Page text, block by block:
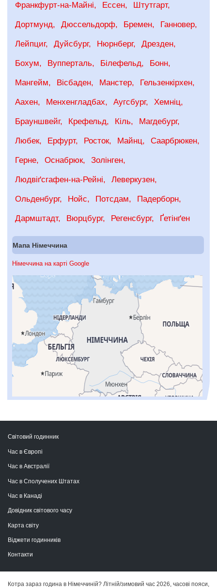
Франкфурт-на-Майні Ессен Штутгарт
Дортмунд Дюссельдорф Бремен Ганновер
Лейпциг Дуйсбург Нюрнберг Дрезден
Бохум Вупперталь Білефельд Бонн
Мангейм Вісбаден Манстер Гельзенкірхен
Аахен Менхенгладбах Аугсбург Хемніц
Брауншвейг Крефельд Кіль Магдебург
Любек Ерфурт Росток Майнц Саарбрюкен
Герне Оснабрюк Золінген
Людвіґсгафен-на-Рейні Леверкузен
Ольденбург Нойс Потсдам Падерборн
Дармштадт Вюрцбург Регенсбург Ґетінґен
Мапа Німеччина
Німеччина на карті Google
Світовий годинник
Час в Європі
Час в Австралії
Час в Сполучених Штатах
Час в Канаді
Довідник світового часу
Карта світу
Віджети годинників
Контакти
Котра зараз година в Німеччиній? Літній/зимовий час 2026, часові пояси,